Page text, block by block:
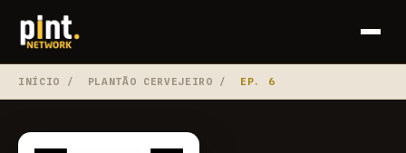
INÍCIO / PLANTÃO CERVEJEIRO / EP. 6